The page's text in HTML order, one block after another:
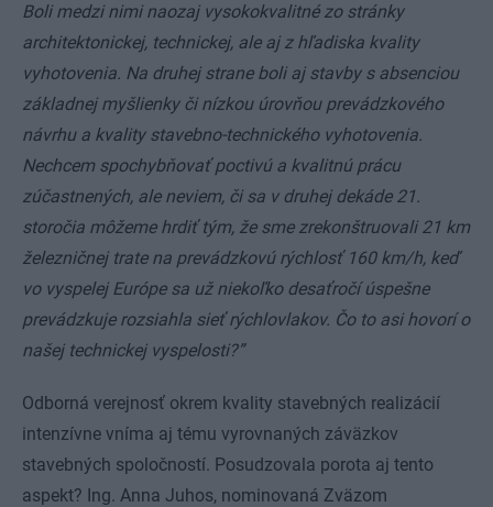
Boli medzi nimi naozaj vysokokvalitné zo stránky
architektonickej, technickej, ale aj z hľadiska kvality
vyhotovenia. Na druhej strane boli aj stavby s absenciou
základnej myšlienky či nízkou úrovňou prevádzkového
návrhu a kvality stavebno-technického vyhotovenia.
Nechcem spochybňovať poctivú a kvalitnú prácu
zúčastnených, ale neviem, či sa v druhej dekáde 21.
storočia môžeme hrdiť tým, že sme zrekonštruovali 21 km
železničnej trate na prevádzkovú rýchlosť 160 km/h, keď
vo vyspelej Európe sa už niekoľko desaťročí úspešne
prevádzkuje rozsiahla sieť rýchlovlakov. Čo to asi hovorí o
našej technickej vyspelosti?”
Odborná verejnosť okrem kvality stavebných realizácií
intenzívne vníma aj tému vyrovnaných záväzkov
stavebných spoločností. Posudzovala porota aj tento
aspekt? Ing. Anna Juhos, nominovaná Zväzom